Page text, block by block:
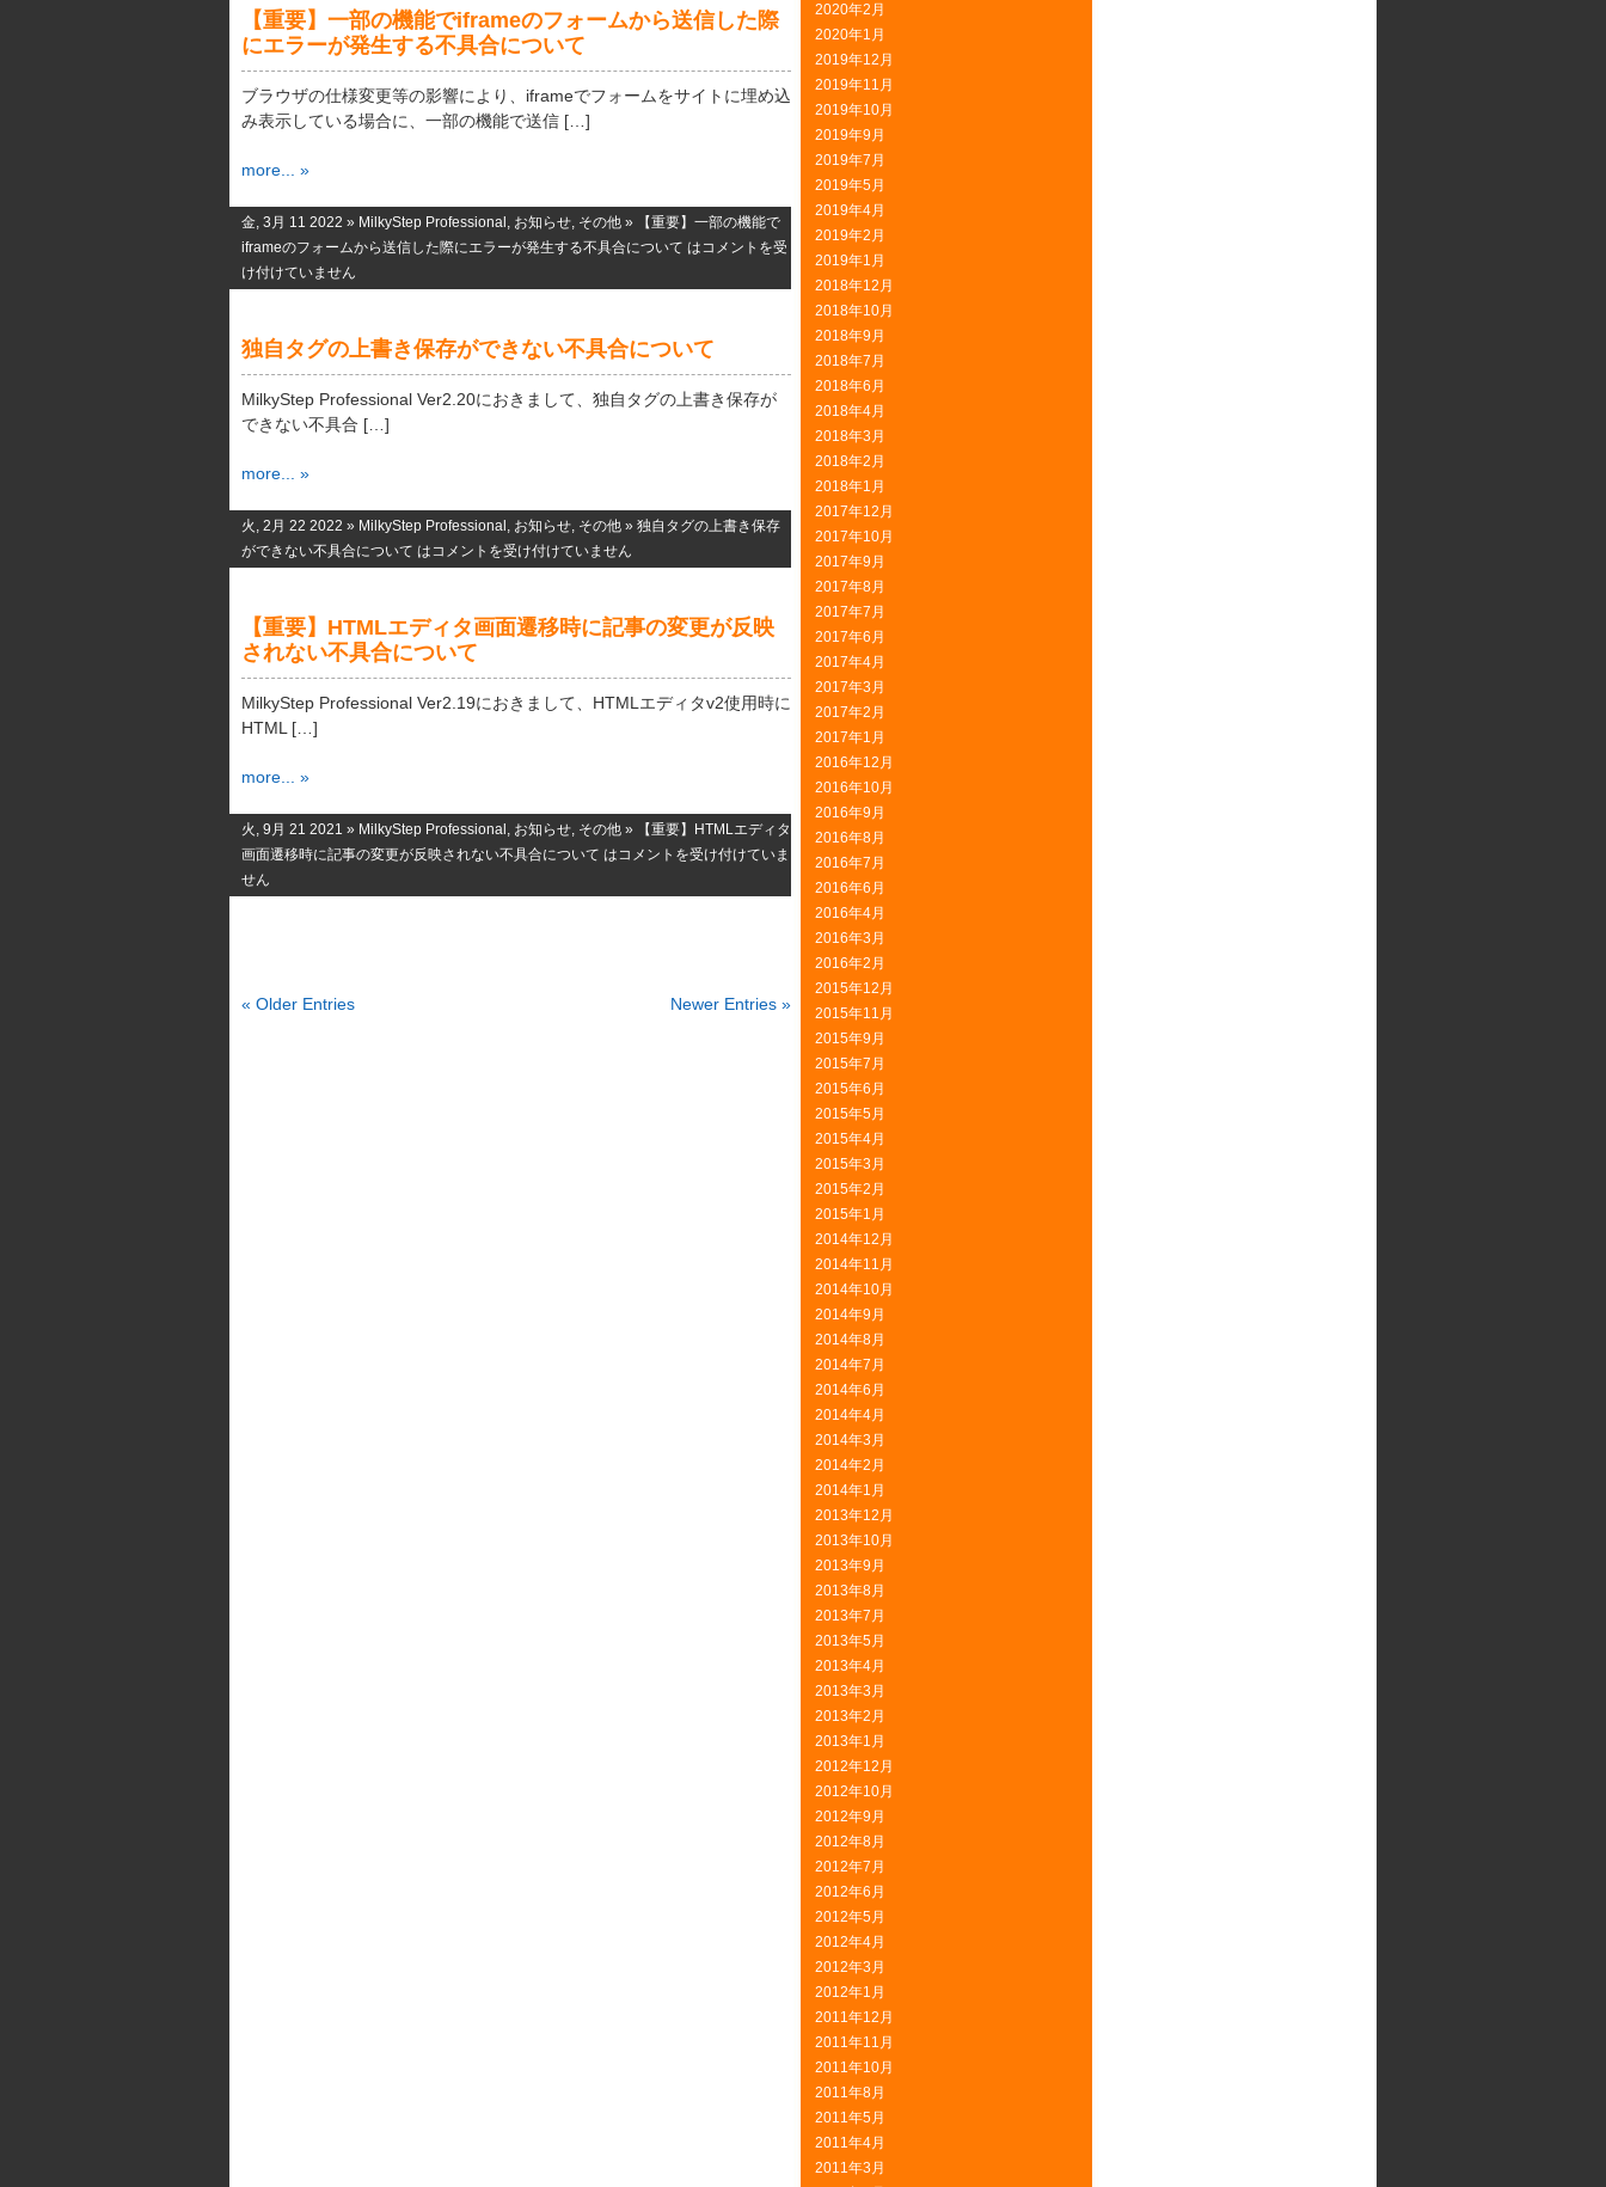
【重要】一部の機能でiframeのフォームから送信した際
にエラーが発生する不具合について
ブラウザの仕様変更等の影響により、iframeでフォームをサイトに埋め込
み表示している場合に、一部の機能で送信 […]
more... »
金, 3月 11 2022 » MilkyStep Professional , お知らせ, その他 »
【重要】一部の機能で
iframeのフォームから送信した際にエラーが発生する不具合について はコメントを受
け付けていません
独自タグの上書き保存ができない不具合について
MilkyStep Professional Ver2.20におきまして、独自タグの上書き保存が
できない不具合 […]
more... »
火, 2月 22 2022 » MilkyStep Professional , お知らせ, その他 » 独自タグの上書き保存
ができない不具合について はコメントを受け付けていません
【重要】HTMLエディタ画面遷移時に記事の変更が反映
されない不具合について
MilkyStep Professional Ver2.19におきまして、HTMLエディタv2使用時に
HTML […]
more... »
火, 9月 21 2021 » MilkyStep Professional , お知らせ, その他 »
【重要】HTMLエディタ
画面遷移時に記事の変更が反映されない不具合について はコメントを受け付けていま
せん
« Older Entries Newer Entries »
2020年2月
2020年1月
2019年12月
2019年11月
2019年10月
2019年9月
2019年7月
2019年5月
2019年4月
2019年2月
2019年1月
2018年12月
2018年10月
2018年9月
2018年7月
2018年6月
2018年4月
2018年3月
2018年2月
2018年1月
2017年12月
2017年10月
2017年9月
2017年8月
2017年7月
2017年6月
2017年4月
2017年3月
2017年2月
2017年1月
2016年12月
2016年10月
2016年9月
2016年8月
2016年7月
2016年6月
2016年4月
2016年3月
2016年2月
2015年12月
2015年11月
2015年9月
2015年7月
2015年6月
2015年5月
2015年4月
2015年3月
2015年2月
2015年1月
2014年12月
2014年11月
2014年10月
2014年9月
2014年8月
2014年7月
2014年6月
2014年4月
2014年3月
2014年2月
2014年1月
2013年12月
2013年10月
2013年9月
2013年8月
2013年7月
2013年5月
2013年4月
2013年3月
2013年2月
2013年1月
2012年12月
2012年10月
2012年9月
2012年8月
2012年7月
2012年6月
2012年5月
2012年4月
2012年3月
2012年1月
2011年12月
2011年11月
2011年10月
2011年8月
2011年5月
2011年4月
2011年3月